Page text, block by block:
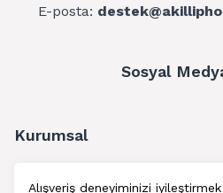
Alışveriş deneyiminizi
E-posta:
Sosyal
Kurumsal
Müşteri Hizmetleri